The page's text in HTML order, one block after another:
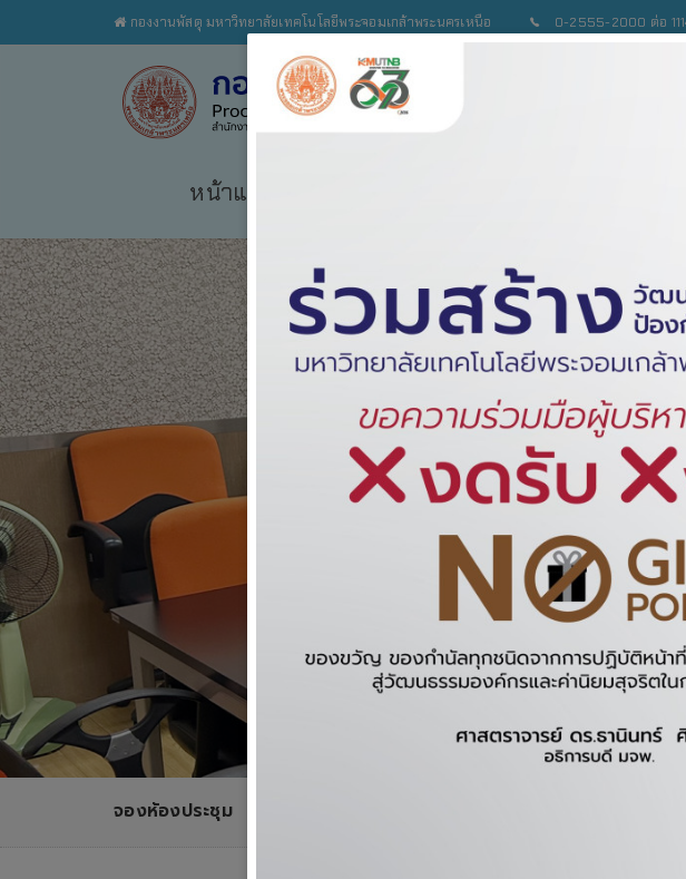
กองงานพัสดุ มหาวิทยาลัยเทคโนโลยีพระจอมเกล้าพระนครเหนือ 0-2555-2000 ต่อ
หน้าแรก
จองห้องประชุม